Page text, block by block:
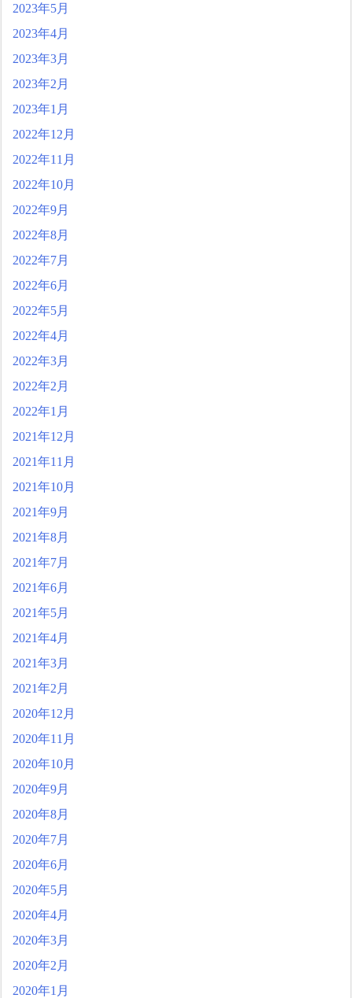
2023年5月
2023年4月
2023年3月
2023年2月
2023年1月
2022年12月
2022年11月
2022年10月
2022年9月
2022年8月
2022年7月
2022年6月
2022年5月
2022年4月
2022年3月
2022年2月
2022年1月
2021年12月
2021年11月
2021年10月
2021年9月
2021年8月
2021年7月
2021年6月
2021年5月
2021年4月
2021年3月
2021年2月
2020年12月
2020年11月
2020年10月
2020年9月
2020年8月
2020年7月
2020年6月
2020年5月
2020年4月
2020年3月
2020年2月
2020年1月